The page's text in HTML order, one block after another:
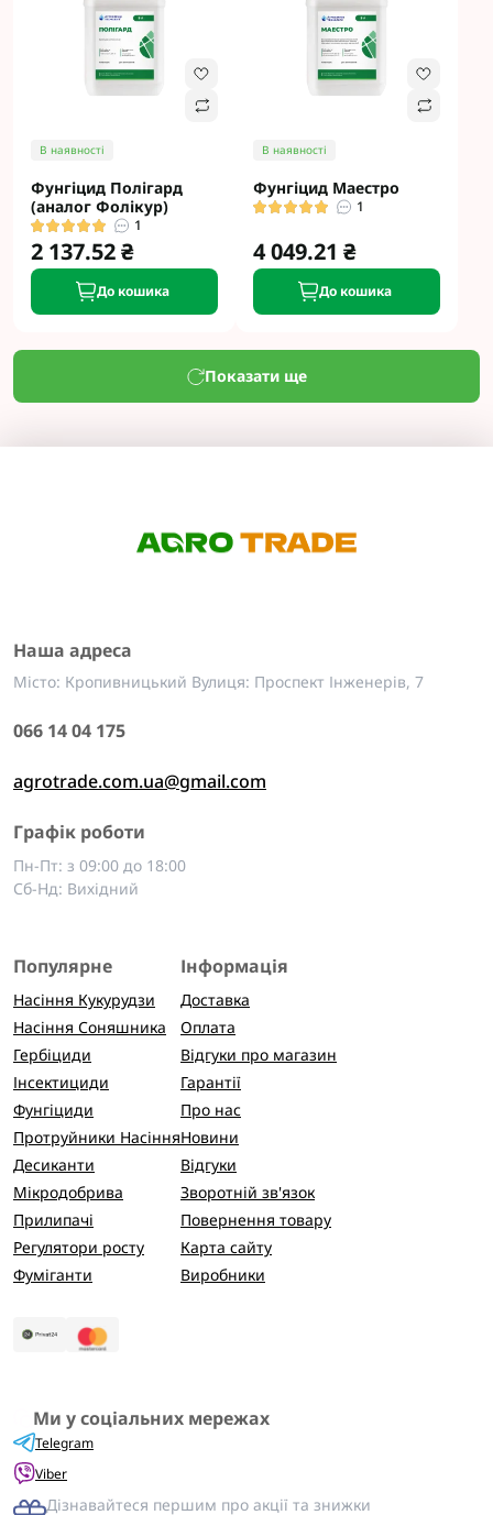
В наявності
Фунгіцид Полігард
(аналог Фолікур)
1
2 137.52 ₴
До кошика
В наявності
Фунгіцид Маестро
1
4 049.21 ₴
До кошика
Показати ще
Наша адреса
Місто: Кропивницький Вулиця: Проспект Інженерів, 7
066 14 04 175
agrotrade.com.ua@gmail.com
Графік роботи
Пн-Пт: з 09:00 до 18:00
Сб-Нд: Вихідний
Популярне
Насіння Кукурудзи
Насіння Соняшника
Гербіциди
Інсектициди
Фунгіциди
Протруйники Насіння
Десиканти
Мікродобрива
Прилипачі
Регулятори росту
Фуміганти
Інформація
Доставка
Оплата
Відгуки про магазин
Гарантії
Про нас
Новини
Відгуки
Зворотній зв'язок
Повернення товару
Карта сайту
Виробники
Ми у соціальних мережах
Telegram
Viber
Дізнавайтеся першим про акції та знижки